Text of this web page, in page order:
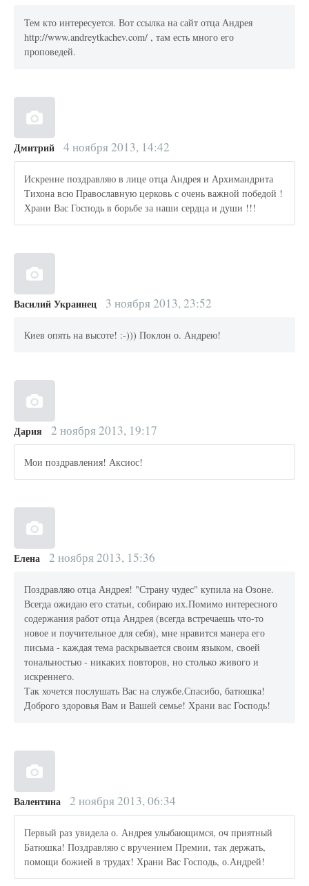
Тем кто интересуется. Вот ссылка на сайт отца Андрея
http://www.andreytkachev.com/ , там есть много его
проповедей.
Дмитрий 4 ноября 2013, 14:42
Искренне поздравляю в лице отца Андрея и Архимандрита
Тихона всю Православную церковь с очень важной победой !
Храни Вас Господь в борьбе за наши сердца и души !!!
Василий Украинец 3 ноября 2013, 23:52
Киев опять на высоте! :-))) Поклон о. Андрею!
Дария 2 ноября 2013, 19:17
Мои поздравления! Аксиос!
Елена 2 ноября 2013, 15:36
Поздравляю отца Андрея! "Страну чудес" купила на Озоне.
Всегда ожидаю его статьи, собираю их.Помимо интересного
содержания работ отца Андрея (всегда встречаешь что-то
новое и поучительное для себя), мне нравится манера его
письма - каждая тема раскрывается своим языком, своей
тональностью - никаких повторов, но столько живого и
искреннего.
Так хочется послушать Вас на службе.Спасибо, батюшка!
Доброго здоровья Вам и Вашей семье! Храни вас Господь!
Валентина 2 ноября 2013, 06:34
Первый раз увидела о. Андрея улыбающимся, оч приятный
Батюшка! Поздравляю с вручением Премии, так держать,
помощи божией в трудах! Храни Вас Господь, о.Андрей!